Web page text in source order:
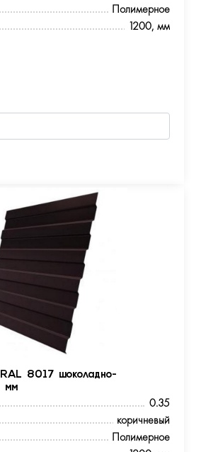
Полимерное
1200, мм
8017 шоколадно-
мм
0.35
коричневый
Полимерное